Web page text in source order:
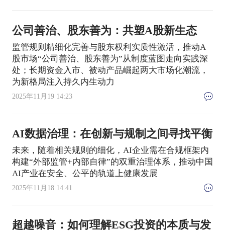
公司善治、股东善为：共塑A股新生态
监管规则精细化完善与股东权利实质性激活，推动A
股市场“公司善治、股东善为”从制度蓝图走向实践深
处；长期资金入市、被动产品崛起两大市场化潮流，
为新格局注入持久内生动力
2025年11月19 14:23
AI数据治理：在创新与规制之间寻找平衡
未来，随着相关规则的细化，AI企业需在合规框架内
构建“外部监管+内部自律”的双重治理体系，推动中国
AI产业在安全、公平的轨道上健康发展
2025年11月18 14:41
超越噪音：如何理解ESG投资的本质与发